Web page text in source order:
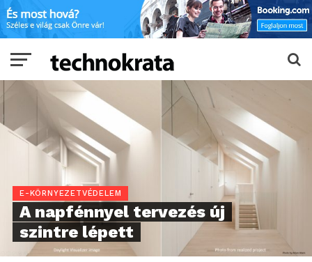
E-KÖRNYEZETVÉDELEM
A napfénnyel tervezés új
szintre lépett